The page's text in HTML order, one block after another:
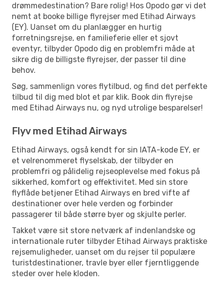
drømmedestination? Bare rolig! Hos Opodo gør vi det
nemt at booke billige flyrejser med Etihad Airways
(EY). Uanset om du planlægger en hurtig
forretningsrejse, en familieferie eller et sjovt
eventyr, tilbyder Opodo dig en problemfri måde at
sikre dig de billigste flyrejser, der passer til dine
behov.
Søg, sammenlign vores flytilbud, og find det perfekte
tilbud til dig med blot et par klik. Book din flyrejse
med Etihad Airways nu, og nyd utrolige besparelser!
Flyv med Etihad Airways
Etihad Airways, også kendt for sin IATA-kode EY, er
et velrenommeret flyselskab, der tilbyder en
problemfri og pålidelig rejseoplevelse med fokus på
sikkerhed, komfort og effektivitet. Med sin store
flyflåde betjener Etihad Airways en bred vifte af
destinationer over hele verden og forbinder
passagerer til både større byer og skjulte perler.
Takket være sit store netværk af indenlandske og
internationale ruter tilbyder Etihad Airways praktiske
rejsemuligheder, uanset om du rejser til populære
turistdestinationer, travle byer eller fjerntliggende
steder over hele kloden.